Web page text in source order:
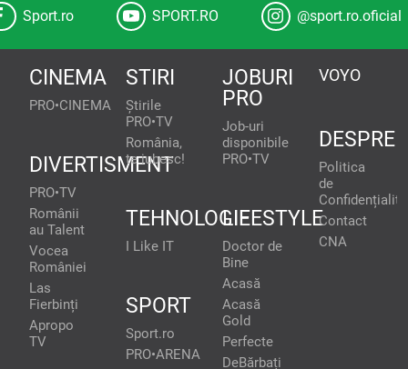
Sport.ro SPORT.RO @sport.ro.oficial
CINEMA
PRO•CINEMA
DIVERTISMENT
PRO•TV
Românii
au Talent
Vocea
României
Las
Fierbinți
Apropo
TV
STIRI
Știrile
PRO•TV
România,
te iubesc!
TEHNOLOGIE
I Like IT
SPORT
Sport.ro
PRO•ARENA
JOBURI
PRO
Job-uri
disponibile
PRO•TV
LIFESTYLE
Doctor de
Bine
Acasă
Acasă
Gold
Perfecte
DeBărbați
VOYO
DESPRE
Politica
de
Contact
CNA